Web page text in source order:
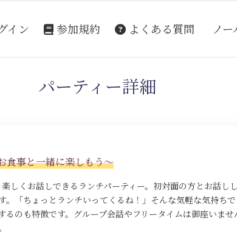
イン 参加規約 よくある質問 ノ
パーティー詳細
食事と一緒に楽しもう～
くお話しできるランチパーティー。初対面の方とお話し
「ちょっとランチいってくるね！」そんな気軽な気持ち
のも特徴です。グループ会話やフリータイムは御座いま